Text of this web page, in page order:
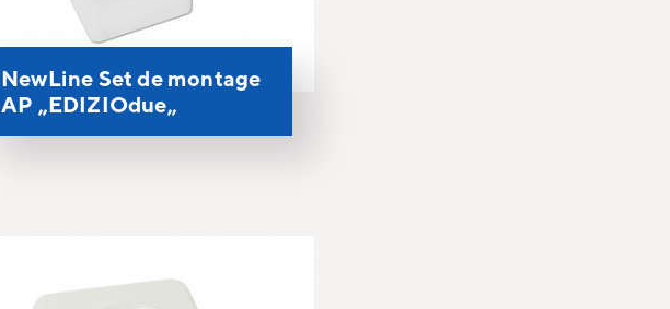
NewLine Set de montage
AP „EDIZIOdue„